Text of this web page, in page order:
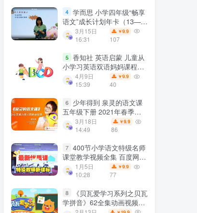
4 学而思 小学四年级“畅享
语文”成长计划年卡（13—
16级）【44讲】MP4视频百
度网盘下载
3月15日
16:31
￥9.9
107
5 香知社 英语启蒙 儿童从
小学习英语双语妈妈课程完
结 百度网盘下载
4月9日
15:39
￥9.9
40
6
少年得到 泉灵的语文课
五年级下册 2021年春季班
百度网盘下载
3月18日
14:49
￥9.9
86
7 400节小学语文特级名师
课堂教学视频全集 百度网盘
下载1月5日
10:28
￥9.9
77
8
《贝瓦爱学习系列之贝瓦
学拼音》62全集动画视频课